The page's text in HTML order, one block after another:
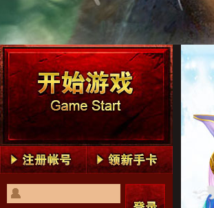
赤月传说1
赤月传说1
赤月传说2
赤月传说2
赤月传说3
赤月传说3
赤月传说4
赤月传说4
赤月传说5
赤月传说5